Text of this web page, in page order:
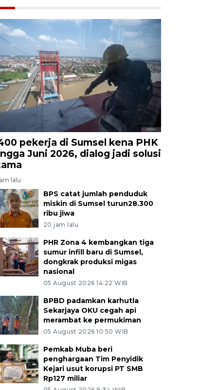
pekerja di Sumsel kena PHK
Juni 2026, dialog jadi solusi
lalu
BPS catat jumlah penduduk
miskin di Sumsel turun28.300
ribu jiwa
20 jam lalu
PHR Zona 4 kembangkan tiga
sumur infill baru di Sumsel,
dongkrak produksi migas
nasional
05 August 2026 14:22 WIB
BPBD padamkan karhutla
Sekarjaya OKU cegah api
merambat ke permukiman
05 August 2026 10:50 WIB
Pemkab Muba beri
penghargaan Tim Penyidik
Kejari usut korupsi PT SMB
Rp127 miliar